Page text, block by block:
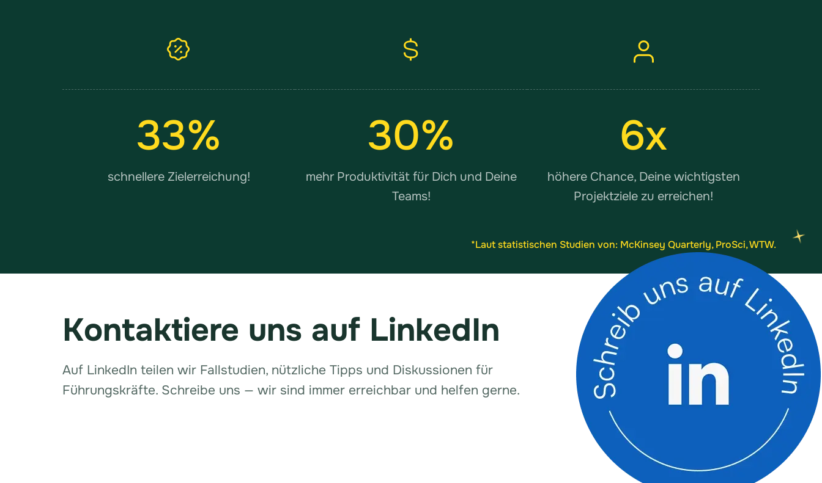
33%
schnellere Zielerreichung!
30%
mehr Produktivität für Dich und Deine
Teams!
6x
höhere Chance, Deine wichtigsten
Projektziele zu erreichen!
*Laut statistischen Studien von: McKinsey Quarterly, ProSci, WTW.
Kontaktiere uns auf LinkedIn
Auf LinkedIn teilen wir Fallstudien, nützliche Tipps und Diskussionen für
Führungskräfte. Schreibe uns — wir sind immer erreichbar und helfen gerne.